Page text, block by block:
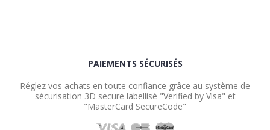
PAIEMENTS SÉCURISÉS
Réglez vos achats en toute confiance grâce au système de
sécurisation 3D secure labellisé "Verified by Visa" et
"MasterCard SecureCode"